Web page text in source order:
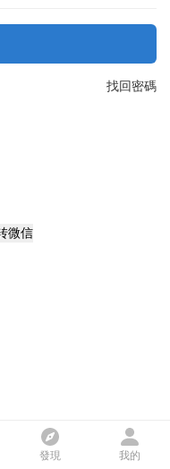
找回密碼
微信
發現 我的